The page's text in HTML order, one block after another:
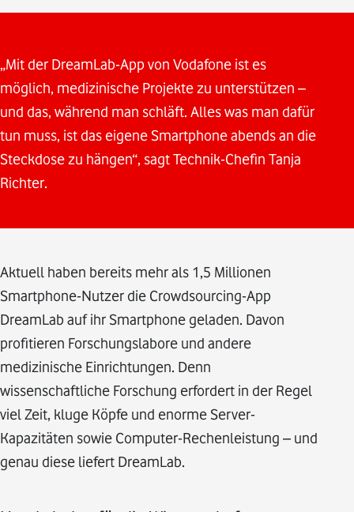
„Mit der DreamLab-App von Vodafone ist es
möglich, medizinische Projekte zu unterstützen –
und das, während man schläft. Alles was man dafür
tun muss, ist das eigene Smartphone abends an die
Steckdose zu hängen“, sagt Technik-Chefin Tanja
Richter.
Aktuell haben bereits mehr als 1,5 Millionen
Smartphone-Nutzer die Crowdsourcing-App
DreamLab auf ihr Smartphone geladen. Davon
profitieren Forschungslabore und andere
medizinische Einrichtungen. Denn
wissenschaftliche Forschung erfordert in der Regel
viel Zeit, kluge Köpfe und enorme Server-
Kapazitäten sowie Computer-Rechenleistung – und
genau diese liefert DreamLab.